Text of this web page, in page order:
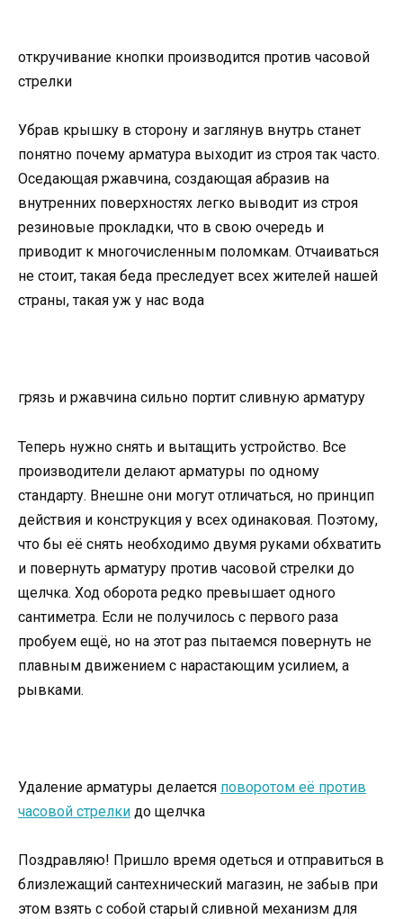
откручивание кнопки производится против часовой
стрелки
Убрав крышку в сторону и заглянув внутрь станет
понятно почему арматура выходит из строя так часто.
Оседающая ржавчина, создающая абразив на
внутренних поверхностях легко выводит из строя
резиновые прокладки, что в свою очередь и
приводит к многочисленным поломкам. Отчаиваться
не стоит, такая беда преследует всех жителей нашей
страны, такая уж у нас вода
грязь и ржавчина сильно портит сливную арматуру
Теперь нужно снять и вытащить устройство. Все
производители делают арматуры по одному
стандарту. Внешне они могут отличаться, но принцип
действия и конструкция у всех одинаковая. Поэтому,
что бы её снять необходимо двумя руками обхватить
и повернуть арматуру против часовой стрелки до
щелчка. Ход оборота редко превышает одного
сантиметра. Если не получилось с первого раза
пробуем ещё, но на этот раз пытаемся повернуть не
плавным движением с нарастающим усилием, а
рывками.
Удаление арматуры делается поворотом её против
часовой стрелки до щелчка
Поздравляю! Пришло время одеться и отправиться в
близлежащий сантехнический магазин, не забыв при
этом взять с собой старый сливной механизм для